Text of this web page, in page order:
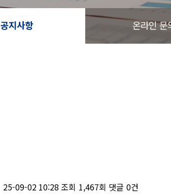
공지사항 온라인 문
25-09-02 10:28 조회 1,467회 댓글 0건